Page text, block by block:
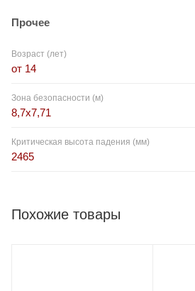
Прочее
Возраст (лет)
от 14
Зона безопасности (м)
8,7x7,71
Критическая высота падения (мм)
2465
Похожие товары